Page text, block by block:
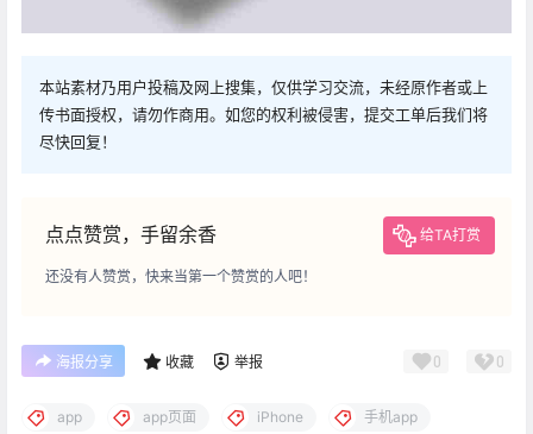
本站素材乃用户投稿及网上搜集，仅供学习交流，未经原作者或上
传书面授权，请勿作商用。如您的权利被侵害，提交工单后我们将
尽快回复！
点点赞赏，手留余香 给TA打赏
还没有人赞赏，快来当第一个赞赏的人吧！
海报分享 收藏 举报 0 0
app app页面 iPhone 手机app